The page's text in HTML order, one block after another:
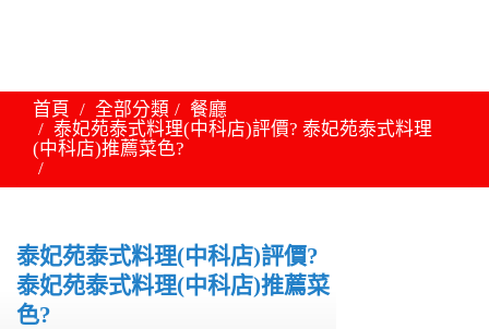
首頁 全部分類
餐廳
泰妃苑泰式料理(中科店)評價? 泰妃苑泰式料理
(中科店)推薦菜色?
泰妃苑泰式料理(中科店)評價?
泰妃苑泰式料理(中科店)推薦菜
色?